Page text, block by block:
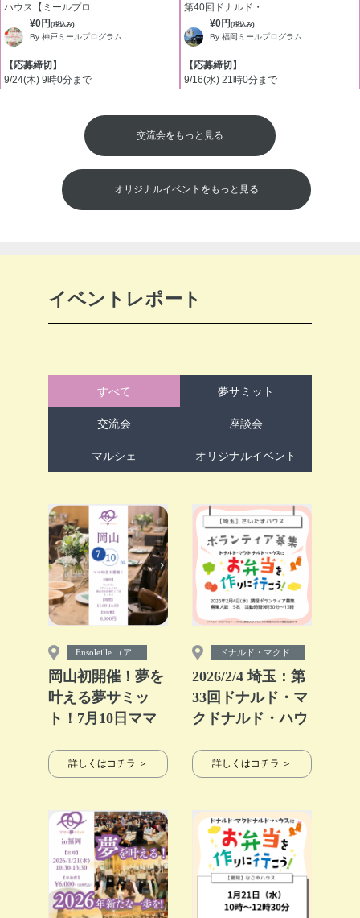
ハウス【ミールプロ...
¥0円 (税込み)
By 神戸ミールプログラム
【応募締切】
9/24(木) 9時0分まで
第40回ドナルド・...
¥0円 (税込み)
By 福岡ミールプログラム
【応募締切】
9/16(水) 21時0分まで
交流会をもっと見る
オリジナルイベントをもっと見る
イベントレポート
すべて 夢サミット
交流会 座談会
マルシェ オリジナルイベント
Ensoleille （ア...
岡山初開催！夢を
叶える夢サミッ
ト！7月10日ママ
山
詳しくはコチラ ＞
ドナルド・マクド...
2026/2/4 埼玉：第
33回ドナルド・マ
クドナルド・ハウ
ラム】詳しくはコチラ ＞